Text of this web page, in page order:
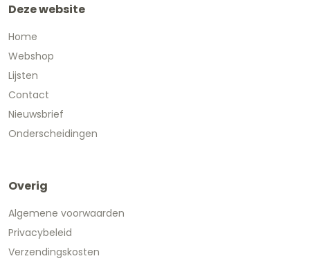
Deze website
Home
Webshop
Lijsten
Contact
Nieuwsbrief
Onderscheidingen
Overig
Algemene voorwaarden
Privacybeleid
Verzendingskosten